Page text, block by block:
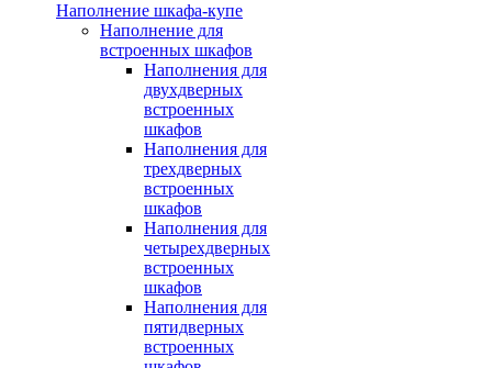
Наполнение шкафа-купе
Наполнение для
встроенных шкафов
Наполнения для
двухдверных
встроенных
шкафов
Наполнения для
трехдверных
встроенных
шкафов
Наполнения для
четырехдверных
встроенных
шкафов
Наполнения для
пятидверных
встроенных